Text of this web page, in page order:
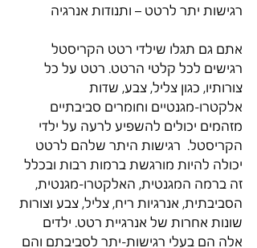
רגישות יתר לרטט – ותנודות אנרגיה
אתם גם תגלו שילדי רטט הקריסטל
רגישים לכל קלטי הרטט. רטט על כל
צורותיו, כגון צליל, צבע, שדות
אלקטרו-מגנטיים וחומרים סביבתיים
מזהמים יכולים להשפיע לרעה על ילדי
הקריסטל.  רגישות היתר שלהם לרטט
יכולה להיות מורגשת ברמות רבות ובכלל
זה ברמה המגנטית, האלקטרו-מגנטית,
הסביבתית, אנרגיות ריח, צליל, צבע וצורות
שונות אחרות של אנרגיית רטט. ילדים
אלה הם בעלי רגישות-יתר לסביבתם והם